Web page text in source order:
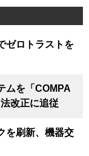
ゼロトラストを
ムを「COMPA
改正に追従
を刷新、機器交